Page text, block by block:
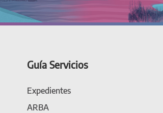
Guía Servicios
Expedientes
ARBA